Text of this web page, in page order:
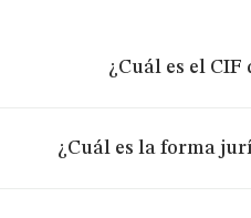
¿Cuál es el
¿Cuál es la forma